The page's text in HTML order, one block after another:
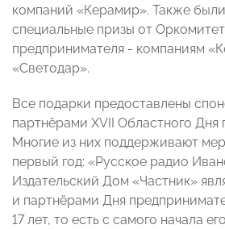
компаний «Керамир». Также
специальные призы от
предпринимателя - компаниям
«Светодар».
Все подарки предоставлены
партнёрами XVII Областного Дня
Многие из них поддерживают
первый год: «Русское радио
Издательский Дом «Частник»
и партнёрами Дня
17 лет, то есть с самого начала